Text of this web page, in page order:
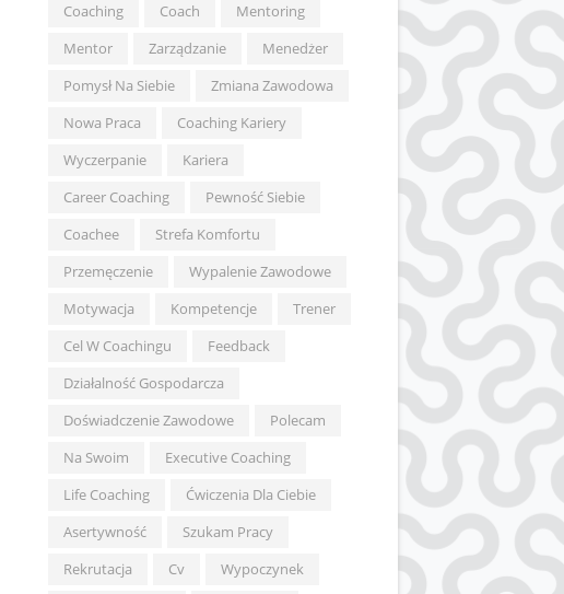
Coaching Coach
Mentoring
Mentor
Zarządzanie
Menedżer
Pomysł Na Siebie
Zmiana Zawodowa
Nowa Praca
Coaching Kariery
Wyczerpanie
Kariera
Career Coaching
Pewność Siebie
Coachee
Strefa Komfortu
Przemęczenie
Wypalenie Zawodowe
Motywacja
Kompetencje
Trener
Cel W Coachingu
Feedback
Działalność Gospodarcza
Doświadczenie Zawodowe
Polecam
Na Swoim
Executive Coaching
Life Coaching
Ćwiczenia Dla Ciebie
Asertywność
Szukam Pracy
Rekrutacja
Cv
Wypoczynek